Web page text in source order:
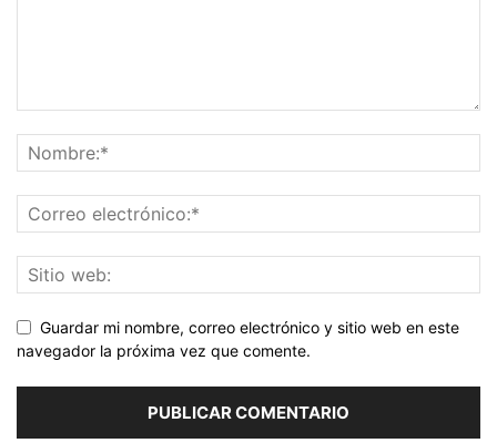
Guardar mi nombre, correo electrónico y sitio web en este
navegador la próxima vez que comente.